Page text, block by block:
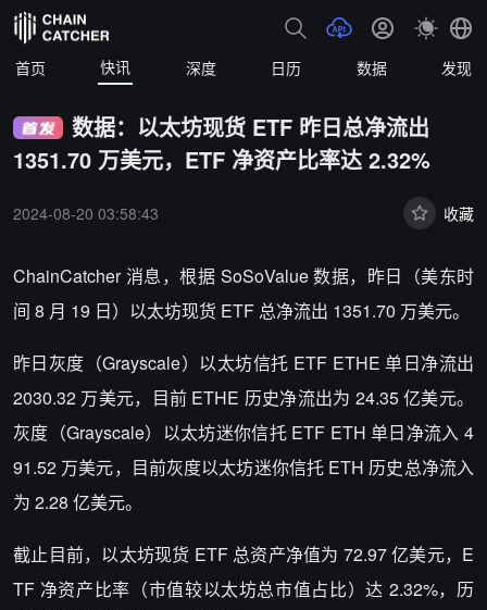
首页 快讯 深度 日历 数据 发现
数据：以太坊现货 ETF 昨日总净流出
1351.70 万美元，ETF 净资产比率达 2.32%
2024-08-20 03:58:43 收藏
ChainCatcher 消息，根据 SoSoValue 数据，昨日（美东时
间 8 月 19 日）以太坊现货 ETF 总净流出 1351.70 万美元。
昨日灰度（Grayscale）以太坊信托 ETF ETHE 单日净流出
2030.32 万美元，目前 ETHE 历史净流出为 24.35 亿美元。
灰度（Grayscale）以太坊迷你信托 ETF ETH 单日净流入 4
91.52 万美元，目前灰度以太坊迷你信托 ETH 历史总净流入
为 2.28 亿美元。
截止目前，以太坊现货 ETF 总资产净值为 72.97 亿美元，E
TF 净资产比率（市值较以太坊总市值占比）达 2.32%，历